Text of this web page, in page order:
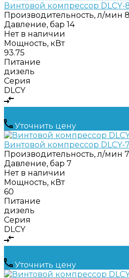
Винтовой компрессор DLCY-
Производительность, л/мин
Давление, бар 14
Нет в наличии
Мощность, кВт
93.75
Питание
дизель
Серия
DLCY
Уточнить цену
Винтовой компрессор DLCY-
Производительность, л/мин
Давление, бар 7
Нет в наличии
Мощность, кВт
60
Питание
дизель
Серия
DLCY
Уточнить цену